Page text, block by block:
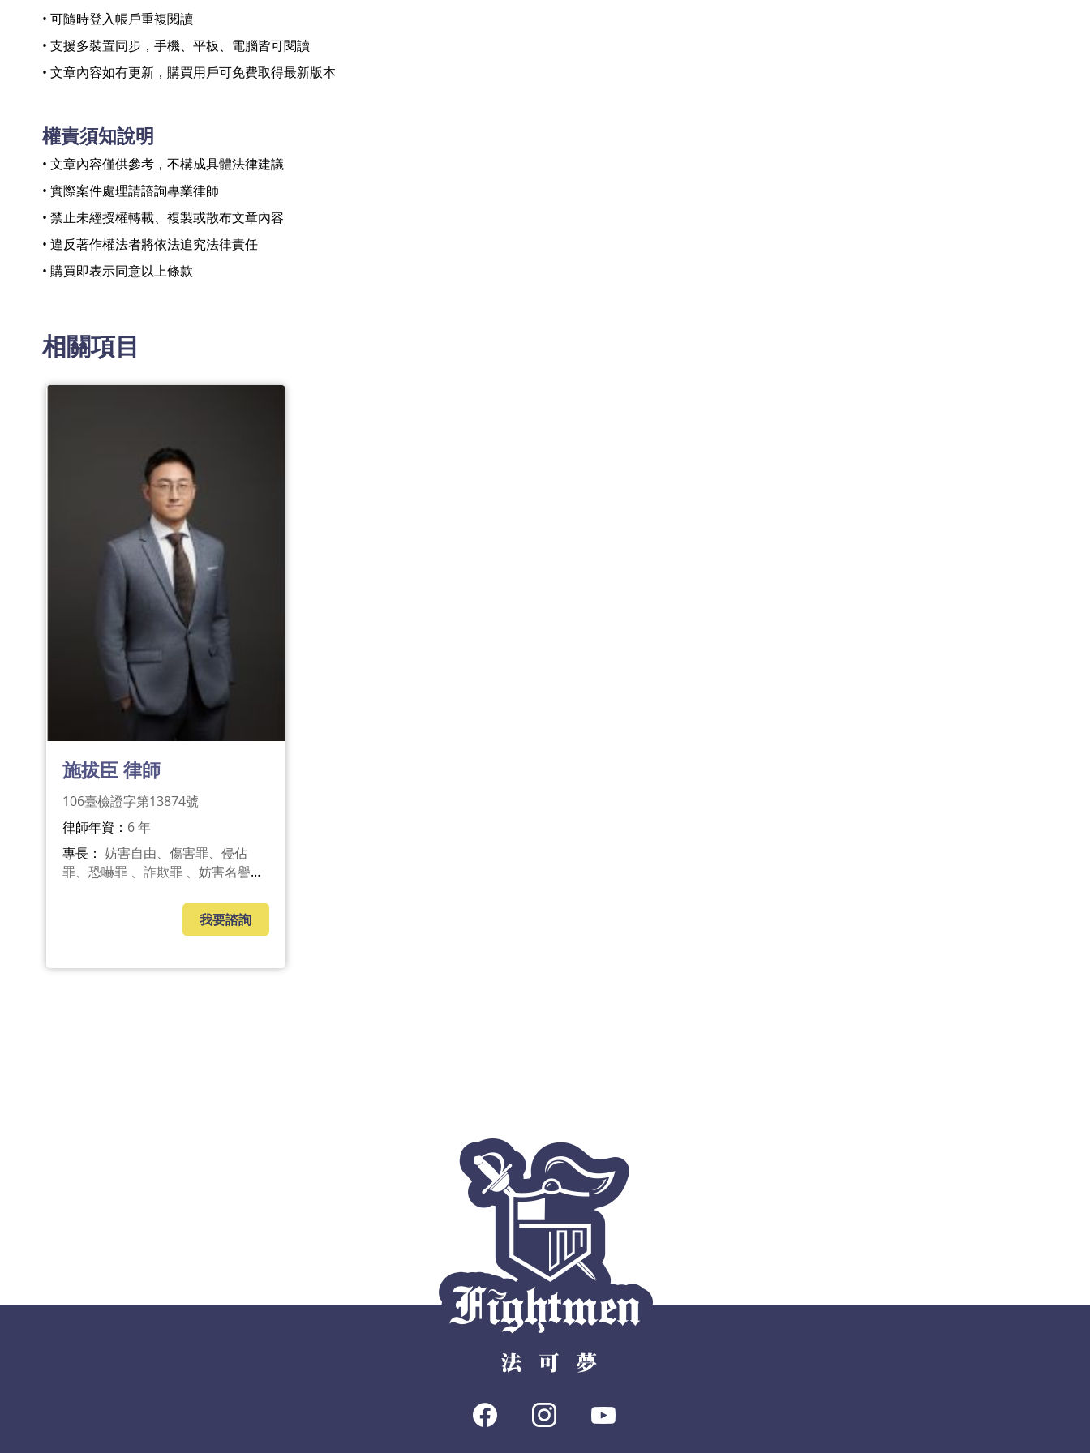
• 可隨時登入帳戶重複閱讀
• 支援多裝置同步，手機、平板、電腦皆可閱讀
• 文章內容如有更新，購買用戶可免費取得最新版本
權責須知說明
• 文章內容僅供參考，不構成具體法律建議
• 實際案件處理請諮詢專業律師
• 禁止未經授權轉載、複製或散布文章內容
• 違反著作權法者將依法追究法律責任
• 購買即表示同意以上條款
相關項目
施拔臣 律師
106臺檢證字第13874號
律師年資： 6 年
專長： 妨害自由、傷害罪、侵佔
罪、恐嚇罪 、詐欺罪 、妨害名譽、
割、公寓大廈(社區) 、借名登記、履
約糾紛、消費爭議、離婚/婚姻關
係、收養、遺產分割、遺囑、假扣
我要諮詢